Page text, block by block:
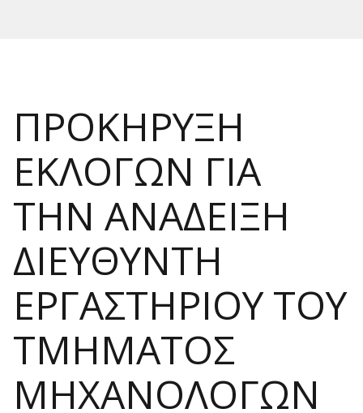
ΠΡΟΚΗΡΥΞΗ
ΕΚΛΟΓΩΝ ΓΙΑ
ΤΗΝ ΑΝΑΔΕΙΞΗ
ΔIΕΥΘΥΝΤΗ
ΕΡΓΑΣΤΗΡΙΟΥ ΤΟΥ
ΤΜΗΜΑΤΟΣ
ΜΗΧΑΝΟΛΟΓΩΝ